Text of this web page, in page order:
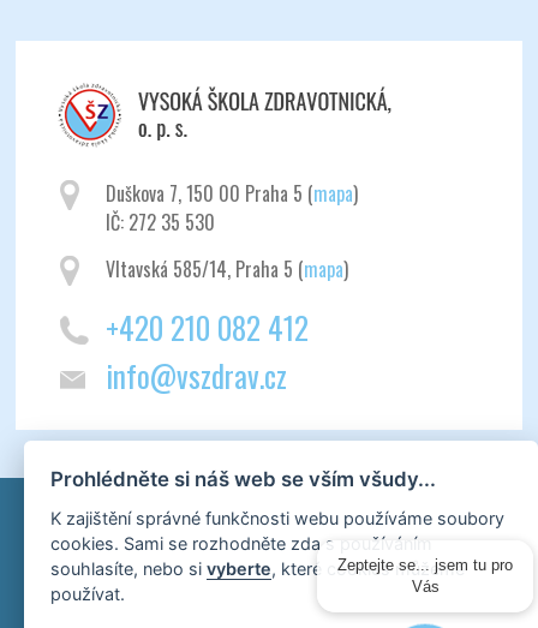
Duškova 7, 150 00 Praha 5 (mapa)
IČ: 272 35 530
Vltavská 585/14, Praha 5 (mapa)
+420 210 082 412
info@vszdrav.cz
Prohlédněte si náš web se vším všudy...
K zajištění správné funkčnosti webu používáme soubory
cookies. Sami se rozhodněte zda s používáním
souhlasíte, nebo sivyberte, které cookies můžeme
používat.
Zeptejte se... jsem tu pro
Vás